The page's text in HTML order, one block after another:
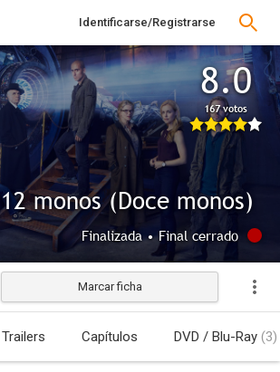
Identificarse/Registrarse
8.0
167 votos
12 monos (Doce monos)
Finalizada • Final cerrado
Marcar ficha
Trailers Capítulos DVD / Blu-Ray (3)